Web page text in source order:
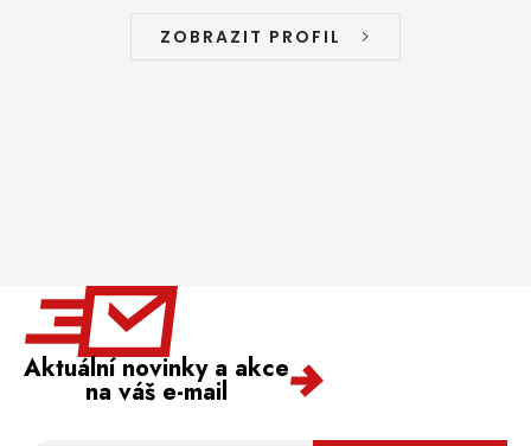
ZOBRAZIT PROFIL
Aktuální novinky a akce
na váš e-mail